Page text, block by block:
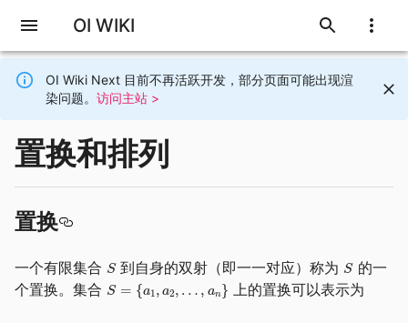
OI WIKI
OI Wiki Next 目前不再活跃开发，部分页面可能出现渲
染问题。 访问主站 >
置换和排列
置换
一个有限集合 到自身的双射（即一一对应）称为
的一
个置换。集合
上的置换可以表示为